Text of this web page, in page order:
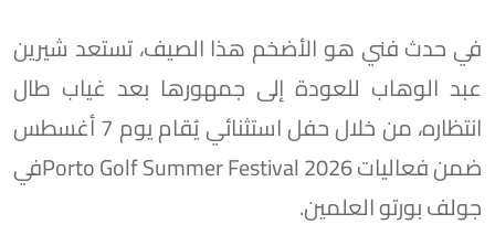
في حدث فني هو الأضخم هذا الصيف، تستعد شيرين
عبد الوهاب للعودة إلى جمهورها بعد غياب طال
انتظاره، من خلال حفل استثنائي يُقام يوم 7 أغسطس
ضمن فعاليات Porto Golf Summer Festival 2026في
جولف بورتو العلمين.